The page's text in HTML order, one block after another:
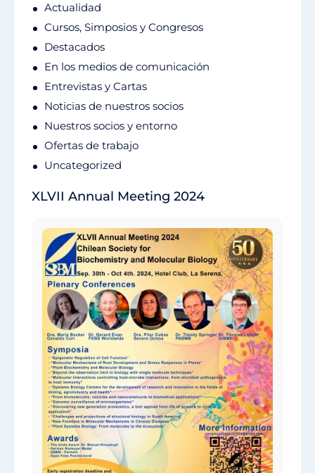
Actualidad
Cursos, Simposios y Congresos
Destacados
En los medios de comunicación
Entrevistas y Cartas
Noticias de nuestros socios
Nuestros socios y entorno
Ofertas de trabajo
Uncategorized
XLVII Annual Meeting 2024